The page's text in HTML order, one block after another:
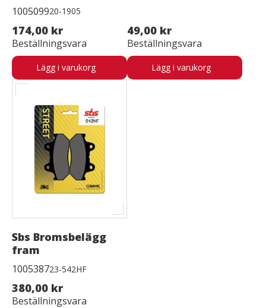
100509920-1905
174,00 kr
Beställningsvara
Lägg i varukorg
49,00 kr
Beställningsvara
Lägg i varukorg
Sbs Bromsbelägg
fram
100538723-542HF
380,00 kr
Beställningsvara